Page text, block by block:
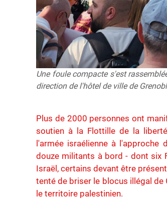
Une foule compacte s'est
direction de l'hôtel de ville de
Plus de 2000 personnes ont
soutien à la Flottille de la
l'armée israélienne à
douze militants à bord - dont six
Israël, certains devant être
tenté de briser le blocus illégal de
le territoire palestinien.